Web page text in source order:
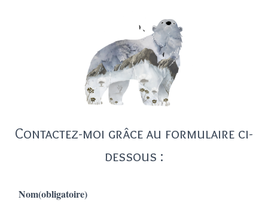
Contactez-moi grâce au formulaire ci-
dessous :
Nom(obligatoire)